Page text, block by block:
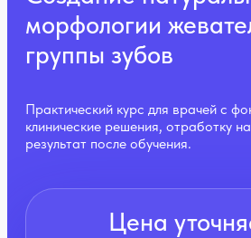
морфологии
группы зубов
Практический курс для врачей с
клинические решения, отработку
результат после обучения.
Цена